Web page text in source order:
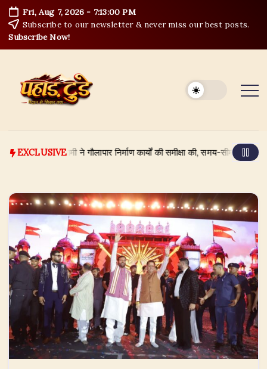
Skip
to
content
Fri, Aug 7, 2026 - 7:13:01 PM
Subscribe to our newsletter & never miss our best posts.
Subscribe Now!
EXCLUSIVE
धामी ने गौलापार निर्माण कार्यों की समीक्षा की, समय-सीमा और गुणवत्ता पर दिए